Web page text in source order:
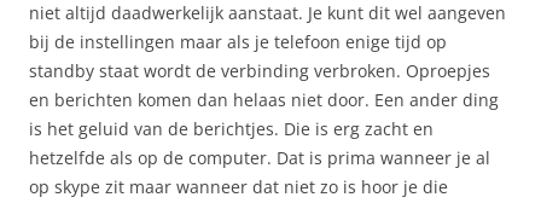
niet altijd daadwerkelijk aanstaat. Je kunt dit wel aangeven
bij de instellingen maar als je telefoon enige tijd op
standby staat wordt de verbinding verbroken. Oproepjes
en berichten komen dan helaas niet door. Een ander ding
is het geluid van de berichtjes. Die is erg zacht en
hetzelfde als op de computer. Dat is prima wanneer je al
op skype zit maar wanneer dat niet zo is hoor je die